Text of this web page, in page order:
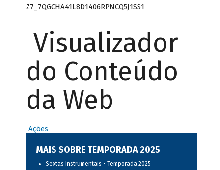
Z7_7QGCHA41L8D1406RPNCQ5J1SS1
Visualizador
do Conteúdo
da Web
Ações
MAIS SOBRE TEMPORADA 2025
Sextas Instrumentais - Temporada 2025